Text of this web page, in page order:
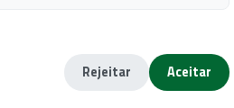
Empregados em Estabelecimentos
do Estado do Paraná
Rejeitar Aceitar